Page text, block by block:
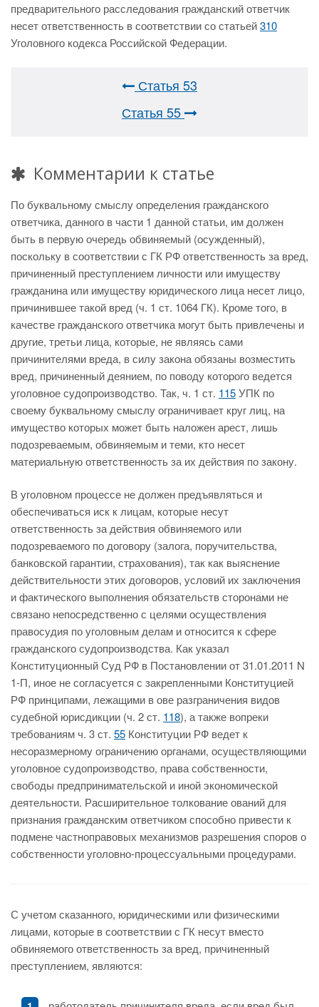
предварительного расследования гражданский ответчик
несет ответственность в соответствии со статьей310
Уголовного кодекса Российской Федерации.
Статья 53
Статья 55
Комментарии к статье
По буквальному смыслу определения гражданского
ответчика, данного в части 1 данной статьи, им должен
быть в первую очередь обвиняемый (осужденный),
поскольку в соответствии с ГК РФ ответственность за вред,
причиненный преступлением личности или имуществу
гражданина или имуществу юридического лица несет лицо,
причинившее такой вред (ч. 1 ст. 1064 ГК). Кроме того, в
качестве гражданского ответчика могут быть привлечены и
другие, третьи лица, которые, не являясь сами
причинителями вреда, в силу закона обязаны возместить
вред, причиненный деянием, по поводу которого ведется
уголовное судопроизводство. Так, ч. 1 ст. 115УПК по
своему буквальному смыслу ограничивает круг лиц, на
имущество которых может быть наложен арест, лишь
подозреваемым, обвиняемым и теми, кто несет
материальную ответственность за их действия по закону.
В уголовном процессе не должен предъявляться и
обеспечиваться иск к лицам, которые несут
ответственность за действия обвиняемого или
подозреваемого по договору (залога, поручительства,
банковской гарантии, страхования), так как выяснение
действительности этих договоров, условий их заключения
и фактического выполнения обязательств сторонами не
связано непосредственно с целями осуществления
правосудия по уголовным делам и относится к сфере
гражданского судопроизводства. Как указал
Конституционный Суд РФ в Постановлении от 31.01.2011 N
1-П, иное не согласуется с закрепленными Конституцией
РФ принципами, лежащими в ове разграничения видов
судебной юрисдикции (ч. 2 ст. 118), а также вопреки
требованиям ч. 3 ст. 55 Конституции РФ ведет к
несоразмерному ограничению органами, осуществляющими
уголовное судопроизводство, права собственности,
свободы предпринимательской и иной экономической
деятельности. Расширительное толкование ований для
признания гражданским ответчиком способно привести к
подмене частноправовых механизмов разрешения споров о
собственности уголовно-процессуальными процедурами.
С учетом сказанного, юридическими или физическими
лицами, которые в соответствии с ГК несут вместо
обвиняемого ответственность за вред, причиненный
преступлением, являются: